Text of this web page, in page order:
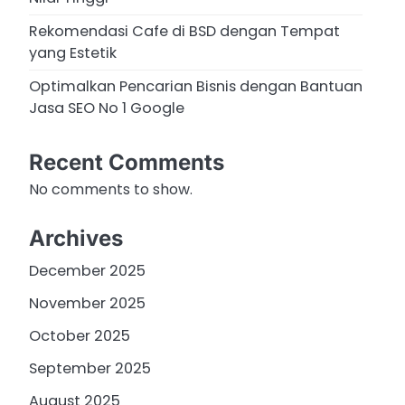
Rekomendasi Cafe di BSD dengan Tempat
yang Estetik
Optimalkan Pencarian Bisnis dengan Bantuan
Jasa SEO No 1 Google
Recent Comments
No comments to show.
Archives
December 2025
November 2025
October 2025
September 2025